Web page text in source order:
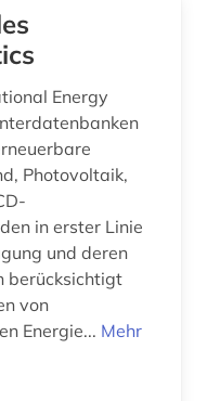
Energy
Photovoltaik,
in erster Linie
und deren
berücksichtigt
von
Energie... Mehr